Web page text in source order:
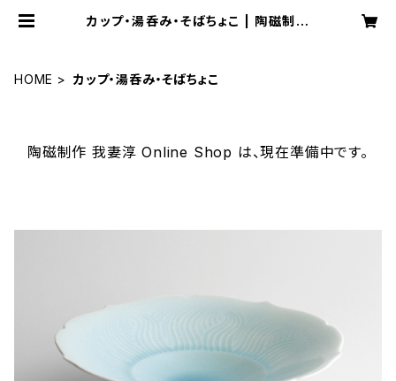
カップ・湯呑み・そばちょこ | 陶磁制作
HOME カップ・湯呑み・そばちょこ
陶磁制作 我妻淳 Online Shop は、現在準備中です。